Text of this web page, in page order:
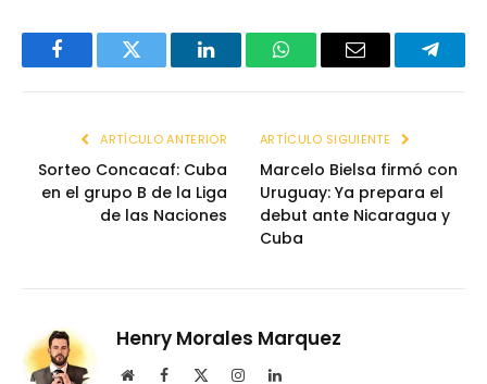
FacebookTwitter LinkedInWhatsAppEmail
ARTÍCULO ANTERIOR
Sorteo Concacaf: Cuba
en el grupo B de la Liga
de las Naciones
ARTÍCULO SIGUIENTE
Marcelo Bielsa firmó con
Uruguay: Ya prepara el
debut ante Nicaragua y
Cuba
Henry Morales Marquez
WebsiteFacebook InstagramLinkedIn